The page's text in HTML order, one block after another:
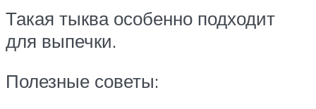
Такая тыква особенно подходит
для выпечки.
Полезные советы: